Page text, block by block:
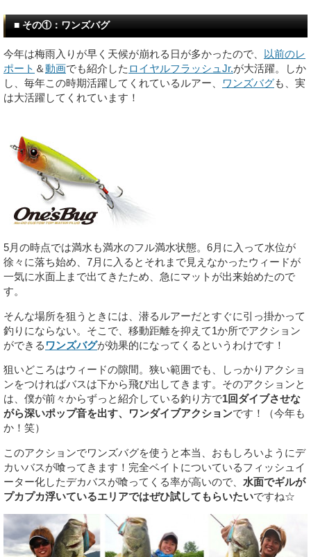
■ その①：ワンズバグ
今年は梅雨入りが早く天候が崩れる日が多かったので、
以前のレ
ポート ＆動画でも紹介した ロイヤルフラッシュJr.が大活躍。しか
し、毎年この時期活躍してくれているルアー、
ワンズバグも、実
は大活躍してくれています！
5月の時点では満水も満水のフル満水状態。6月に入って水位が
徐々に落ち始め、7月に入るとそれまで見えなかったウィードが
一気に水面上まで出てきたため、急にマットが出来始めたので
す。
そんな場所を狙うときには、潜るルアーだとすぐに引っ掛かって
釣りにならない。そこで、移動距離を抑えて1か所でアクション
ができる ワンズバグが効果的になってくるというわけです！
狙いどころはウィードの隙間。狭い範囲でも、しっかりアクショ
ンをつければバスは下から飛び出してきます。そのアクションと
は、僕が前々からずっと紹介している釣り方で1回ダイブさせな
がら深いポップ音を出す、ワンダイブアクションです！（今年も
か！笑）
このアクションでワンズバグを使うと本当、おもしろいようにデ
カいバスが喰ってきます！完全ベイトについているフィッシュイ
ーター化したデカバスが喰ってくる率が高いので、 水面でギルが
プカプカ浮いているエリアではぜひ試してもらいたいですね☆